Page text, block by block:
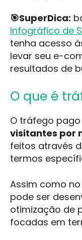
🎯SuperDica:
Infográfico de
tenha acesso
levar seu e-
resultados de
O que é
O tráfego
visitantes por
feitos através
termos
Assim como
pode ser
otimização de
focadas em